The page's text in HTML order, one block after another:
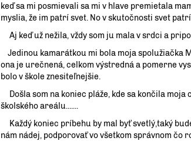
keď sa mi posmievali sa mi v hlave premietala
myslia, že im patrí svet. No v skutočnosti svet
Aj keď už nežila, vždy som ju mala v srdci a
Jedinou kamarátkou mi bola moja spolužiačka
ona je urečnená, celkom výstredná a pomerne
bolo v škole znesiteľnejšie.
Došla som na koniec pláže, kde sa končila
školského areálu.......
Každý koniec príbehu by mal byť svetlý,taký
nám nádej, podporovať vo všetkom správnom čo